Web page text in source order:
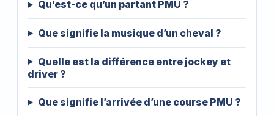
Qu’est-ce qu’un partant PMU ?
Que signifie la musique d’un cheval ?
Quelle est la différence entre jockey et
driver ?
Que signifie l’arrivée d’une course PMU ?